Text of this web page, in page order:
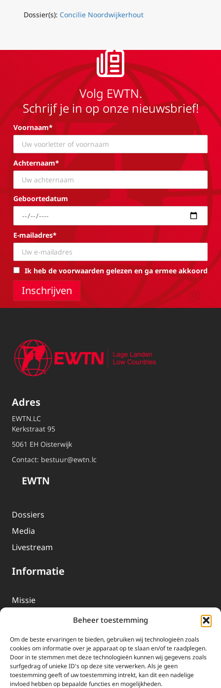
Beheer toestemming
Om de beste ervaringen te bieden, gebruiken wij technologieën zoals
cookies om informatie over je apparaat op te slaan en/of te raadplegen.
Door in te stemmen met deze technologieën kunnen wij gegevens zoals
surfgedrag of unieke ID's op deze site verwerken. Als je geen
toestemming geeft of uw toestemming intrekt, kan dit een nadelige
invloed hebben op bepaalde functies en mogelijkheden.
Dossier(s): Concilie Noordwijkerhout
Volg EWTN.
Schrijf je in op onze nieuwsbrief!
Voornaam*
Achternaam*
Geboortedatum
E-mailadres*
Ik heb de voorwaarden gelezen en ga ermee akkoord
Adres
EWTN.LC
Kerkstraat 95
5061 EH Oisterwijk
Contact: bestuur@ewtn.lc
EWTN
Dossiers
Media
Livestream
Informatie
Missie
EWTN-Team
Organisatiegegevens